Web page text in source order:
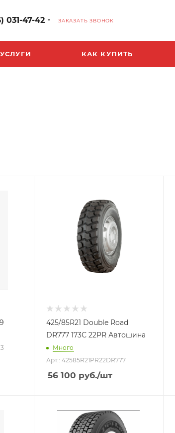
031-47-42 ЗАКАЗАТЬ ЗВОНОК
УСЛУГИ КАК КУПИТЬ
425/85R21 Double Road
DR777 173С 22PR Автошина
Много
Арт.: 42585R21PR22DR777
56 100 руб./шт